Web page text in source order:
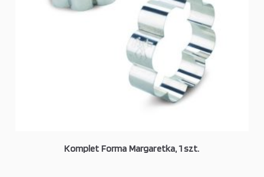
Komplet Forma Margaretka, 1 szt.